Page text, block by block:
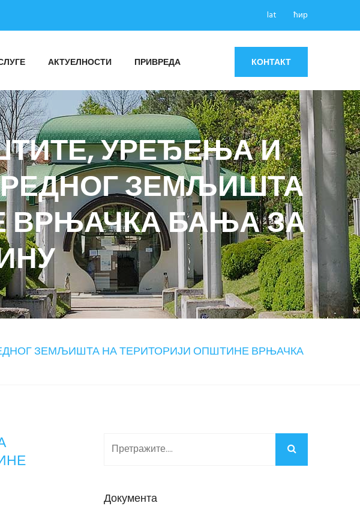
lat ћир
АКТУЕЛНОСТИ ПРИВРЕДА КОНТАКТ
УРЕЂЕЊА И
ЗЕМЉИШТА
ВРЊАЧКА БАЊА ЗА
ЗЕМЉИШТА НА ТЕРИТОРИЈИ ОПШТИНЕ ВРЊАЧКА
Документа